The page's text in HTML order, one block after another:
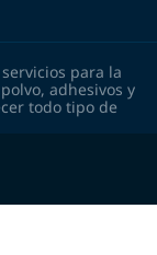
para la
adhesivos y
todo tipo de